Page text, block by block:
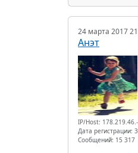
24 марта 2017
Анэт
IP/Host:
Дата регистрации:
Сообщений: 15 317